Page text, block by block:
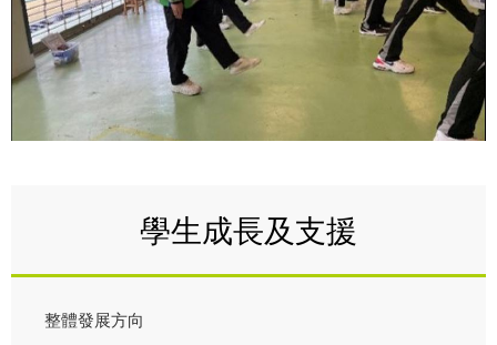
學生成長及支援
整體發展方向